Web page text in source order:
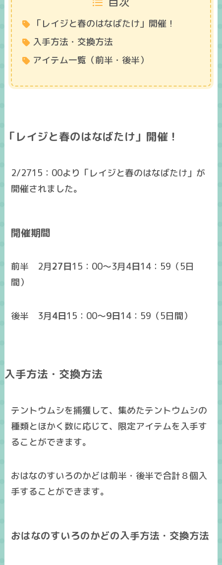
「レイジと春のはなばたけ」開催！
入手方法・交換方法
アイテム一覧（前半・後半）
「レイジと春のはなばたけ」開催！
2/2715：00より「レイジと春のはなばたけ」が
開催されました。
開催期間
前半 2月27日15：00～3月4日14：59（5日
間）
後半 3月4日15：00～9日14：59（5日間）
入手方法・交換方法
テントウムシを捕獲して、集めたテントウムシの
種類とほかく数に応じて、限定アイテムを入手す
ることができます。
おはなのすいろのかどは前半・後半で合計８個入
手することができます。
おはなのすいろのかどの入手方法・交換方法